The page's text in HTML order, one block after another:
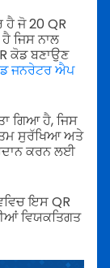
ਹੈ ਜੋ 20 QR
ਜਿਸ ਨਾਲ
ਕੋਡ ਬਣਾਉਣ
ਜਨਰੇਟਰ ਐਪ
ਗਿਆ ਹੈ, ਜਿਸ
ਸੁਰੱਖਿਆ ਅਤੇ
ਕਰਨ ਲਈ
ਇਸ QR
ਵਿਯਕਤਿਗਤ